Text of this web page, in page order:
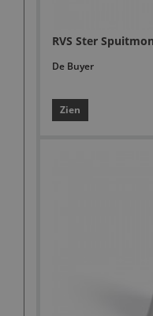
RVS Ster
De Buyer
Zien